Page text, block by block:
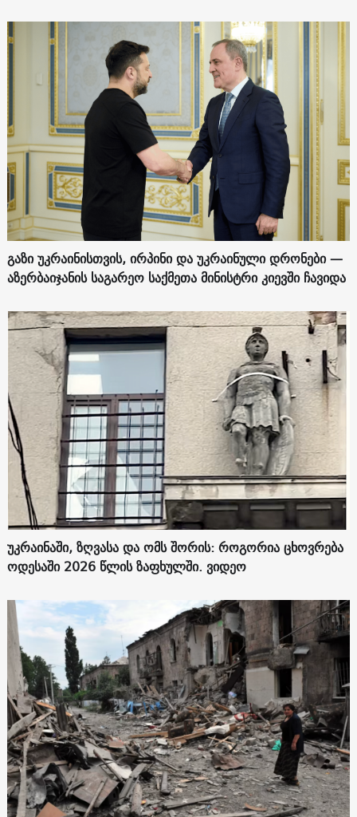
გაზი უკრაინისთვის, ირპინი და უკრაინული დრონები —
აზერბაიჯანის საგარეო საქმეთა მინისტრი კიევში ჩავიდა
უკრაინაში, ზღვასა და ომს შორის: როგორია ცხოვრება
ოდესაში 2026 წლის ზაფხულში. ვიდეო